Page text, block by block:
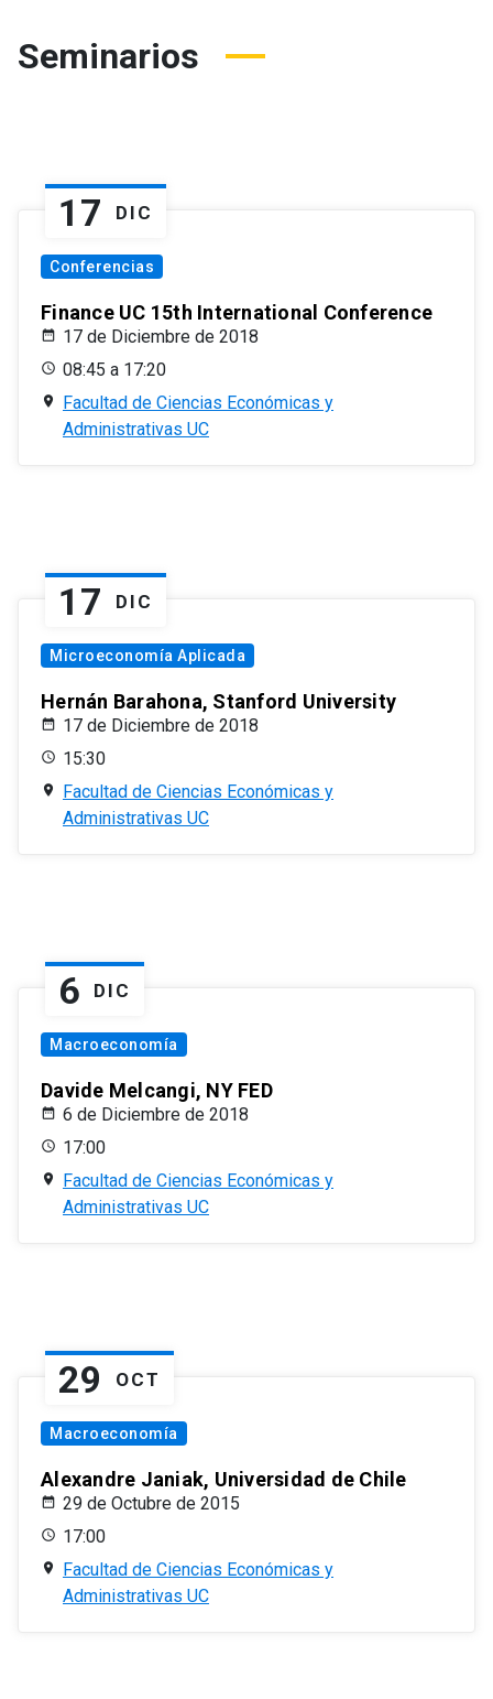
Seminarios
17 DIC
Conferencias
Finance UC 15th International Conference
17 de Diciembre de 2018
08:45 a 17:20
Facultad de Ciencias Económicas y
Administrativas UC
17 DIC
Microeconomía Aplicada
Hernán Barahona, Stanford University
17 de Diciembre de 2018
15:30
Facultad de Ciencias Económicas y
Administrativas UC
6 DIC
Macroeconomía
Davide Melcangi, NY FED
6 de Diciembre de 2018
17:00
Facultad de Ciencias Económicas y
Administrativas UC
29 OCT
Macroeconomía
Alexandre Janiak, Universidad de Chile
29 de Octubre de 2015
17:00
Facultad de Ciencias Económicas y
Administrativas UC